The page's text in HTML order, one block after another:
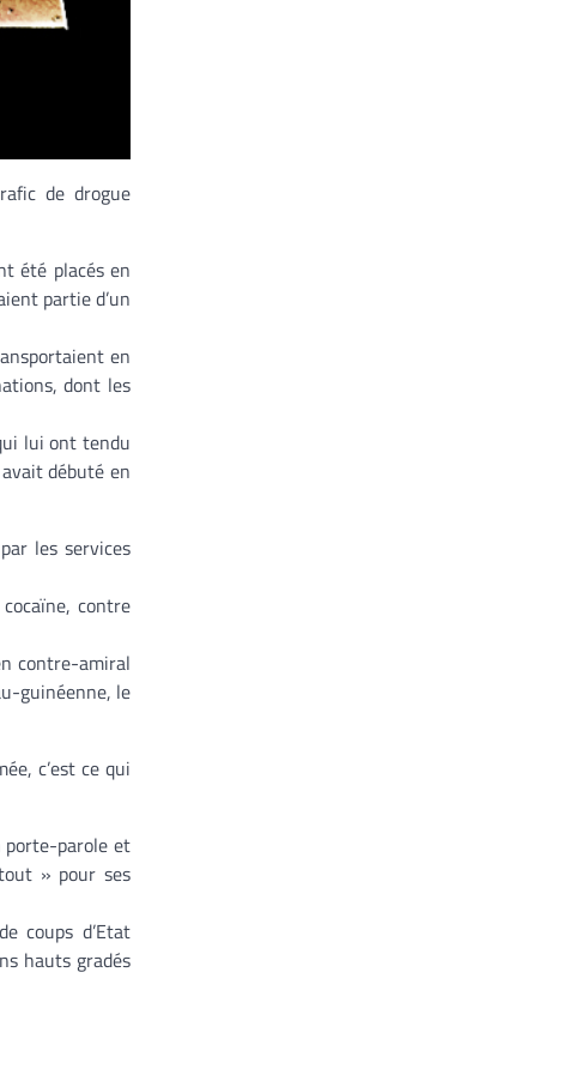
de drogue
été placés en
partie d’un
en
dont les
lui ont tendu
débuté en
les services
contre
contre-amiral
guinéenne, le
c’est ce qui
porte-parole et
» pour ses
coups d’Etat
hauts gradés